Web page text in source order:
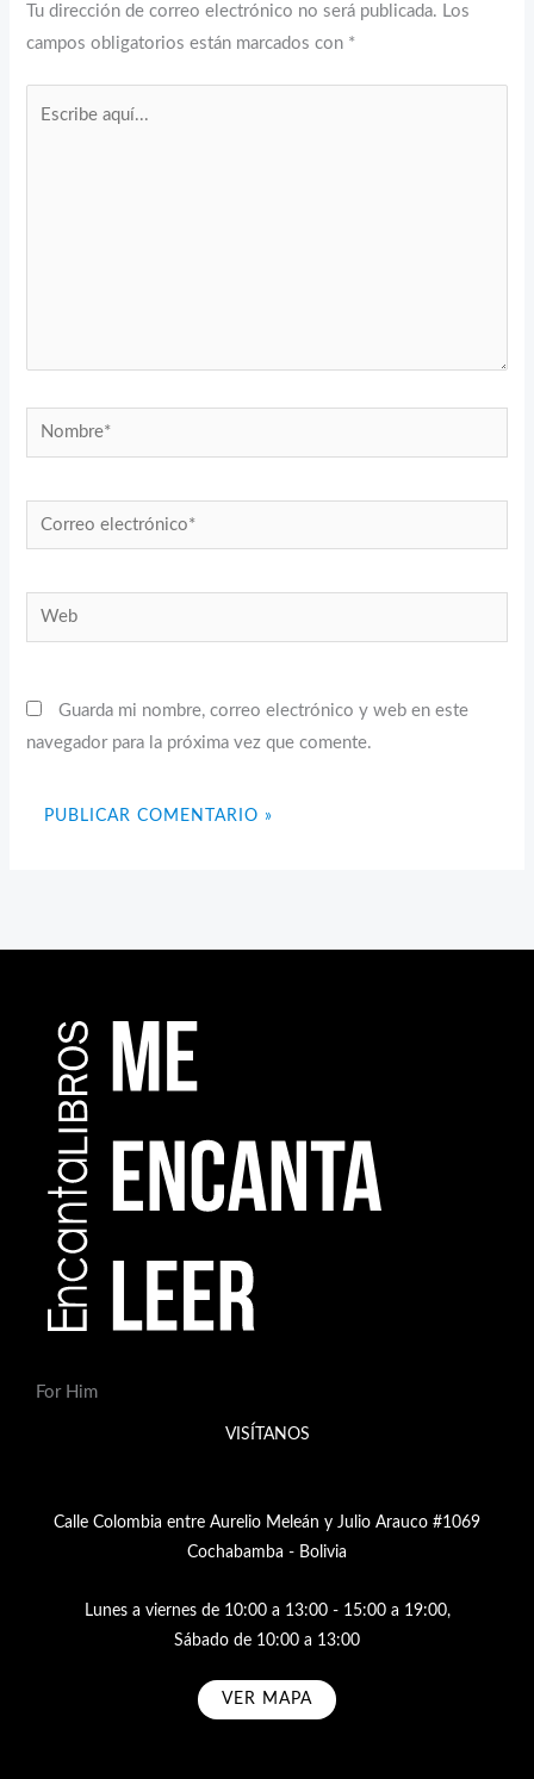
Tu dirección de correo electrónico no será publicada. Los
campos obligatorios están marcados con *
Nombre*
Correo
electrónico*
Web
Guarda mi nombre, correo electrónico y web en este
navegador para la próxima vez que comente.
For Him
VISÍTANOS
Calle Colombia entre Aurelio Meleán y Julio Arauco #1069
Cochabamba - Bolivia
Lunes a viernes de 10:00 a 13:00 - 15:00 a 19:00,
Sábado de 10:00 a 13:00
VER MAPA